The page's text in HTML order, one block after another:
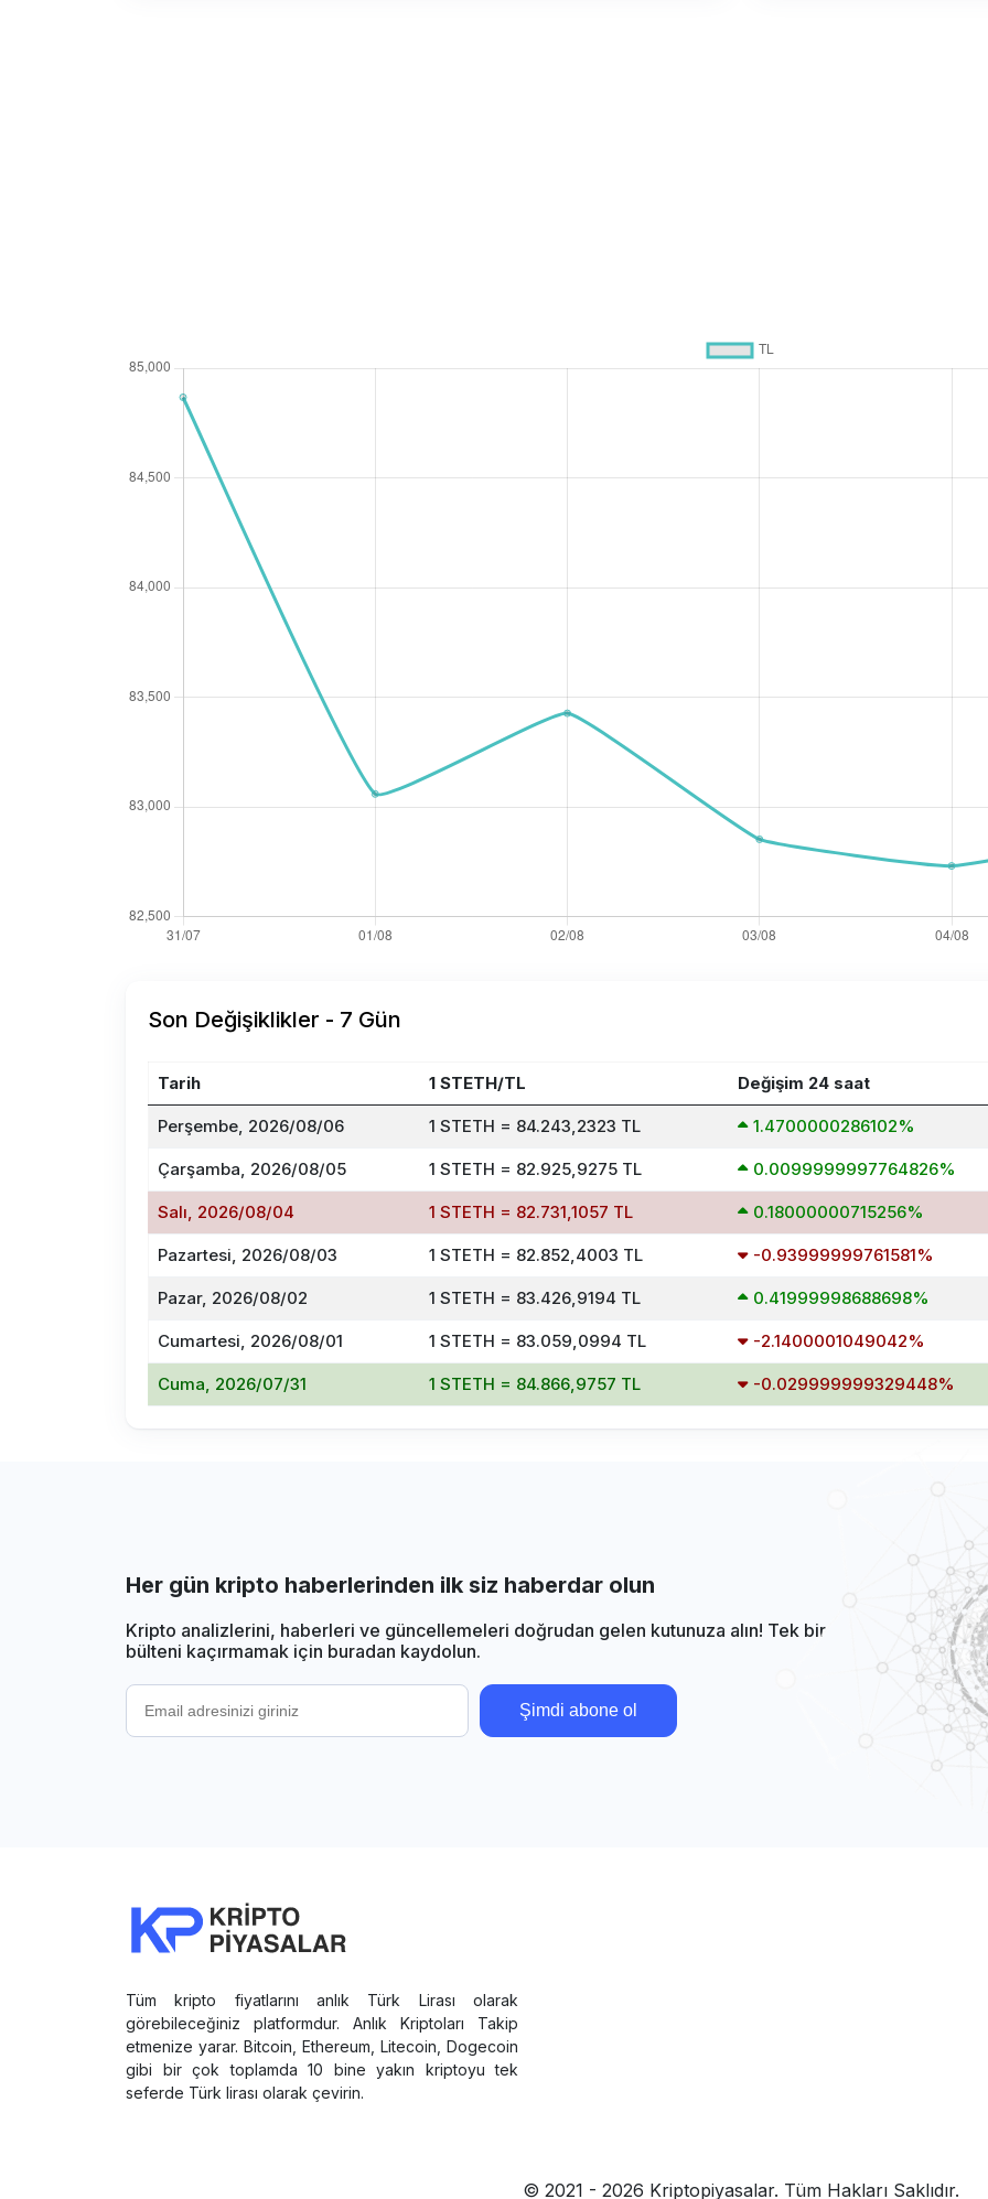
Son Değişiklikler - 7 Gün
Tarih 1 STETH/TL Değişim 24 saat
Perşembe, 2026/08/06 1 STETH = 84.243,2323 TL 1.4700000286102%
Çarşamba, 2026/08/05 1 STETH = 82.925,9275 TL 0.0099999997764826%
Salı, 2026/08/04 1 STETH = 82.731,1057 TL 0.18000000715256%
Pazartesi, 2026/08/03 1 STETH = 82.852,4003 TL -0.93999999761581%
Pazar, 2026/08/02 1 STETH = 83.426,9194 TL 0.41999998688698%
Cumartesi, 2026/08/01 1 STETH = 83.059,0994 TL -2.1400001049042%
Cuma, 2026/07/31 1 STETH = 84.866,9757 TL -0.029999999329448%
Her gün kripto haberlerinden ilk siz haberdar olun
Kripto analizlerini, haberleri ve güncellemeleri doğrudan gelen kutunuza alın! Tek bir
bülteni kaçırmamak için buradan kaydolun.
Şimdi abone ol
Tüm kripto fiyatlarını anlık Türk Lirası olarak
görebileceğiniz platformdur. Anlık Kriptoları Takip
etmenize yarar. Bitcoin, Ethereum, Litecoin, Dogecoin
gibi bir çok toplamda 10 bine yakın kriptoyu tek
seferde Türk lirası olarak çevirin.
© 2021 - 2026 Kriptopiyasalar. Tüm Hakları Saklıdır.